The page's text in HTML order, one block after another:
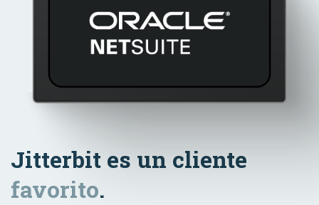
Jitterbit es un cliente
favorito.